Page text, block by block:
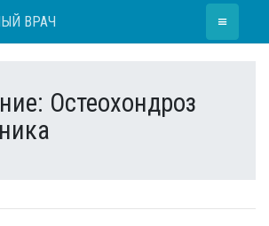
ВРАЧ ≡
Остеохондроз